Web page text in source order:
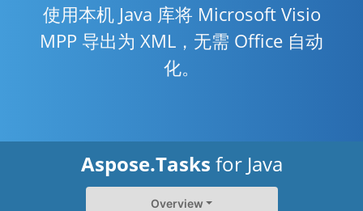
使用本机 Java 库将 Microsoft Visio
MPP 导出为 XML，无需 Office 自动
化。
Aspose.Tasks for Java
Overview